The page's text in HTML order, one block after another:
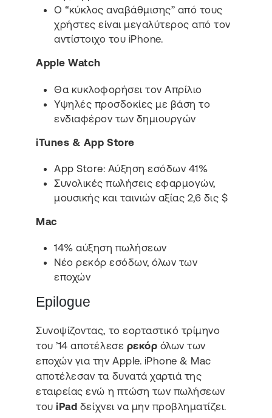
Ο “κύκλος αναβάθμισης” από τους
χρήστες είναι μεγαλύτερος από τον
αντίστοιχο του iPhone.
Apple Watch
Θα κυκλοφορήσει τον Απρίλιο
Υψηλές προσδοκίες με βάση το
ενδιαφέρον των δημιουργών
iTunes & App Store
App Store: Αύξηση εσόδων 41%
Συνολικές πωλήσεις εφαρμογών,
μουσικής και ταινιών αξίας 2,6 δις $
Mac
14% αύξηση πωλήσεων
Νέο ρεκόρ εσόδων, όλων των
εποχών
Epilogue
Συνοψίζοντας, το εορταστικό τρίμηνο
του ’14 αποτέλεσε ρεκόρ όλων των
εποχών για την Apple. iPhone & Mac
αποτέλεσαν τα δυνατά χαρτιά της
εταιρείας ενώ η πτώση των πωλήσεων
του iPad δείχνει να μην προβληματίζει.